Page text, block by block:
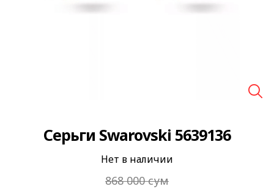
Серьги Swarovski 5639136
Нет в наличии
868 000сум